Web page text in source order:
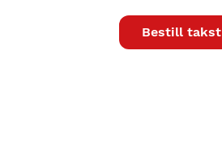
Bestill takst